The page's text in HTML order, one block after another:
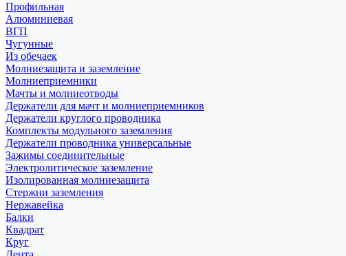
Профильная
Алюминиевая
ВГП
Чугунные
Из обечаек
Молниезащита и заземление
Молниеприемники
Мачты и молниеотводы
Держатели для мачт и молниеприемников
Держатели круглого проводника
Комплекты модульного заземления
Держатели проводника универсальные
Зажимы соединительные
Электролитическое заземление
Изолированная молниезащита
Стержни заземления
Нержавейка
Балки
Квадрат
Круг